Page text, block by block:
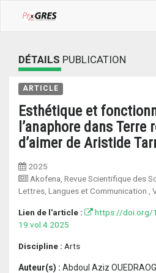
DÉTAILS PUBLICATION
ARTICLE
Esthétique et
l’anaphore dans
d’aimer de Aristide
2025
Akofena, Revue Scientifique des
Lettres, Langues et Communication
,
Lien de l'article :
https://doi.org/
19.vol.4.2025
Discipline : Arts
Auteur(s) : Abdoul Aziz